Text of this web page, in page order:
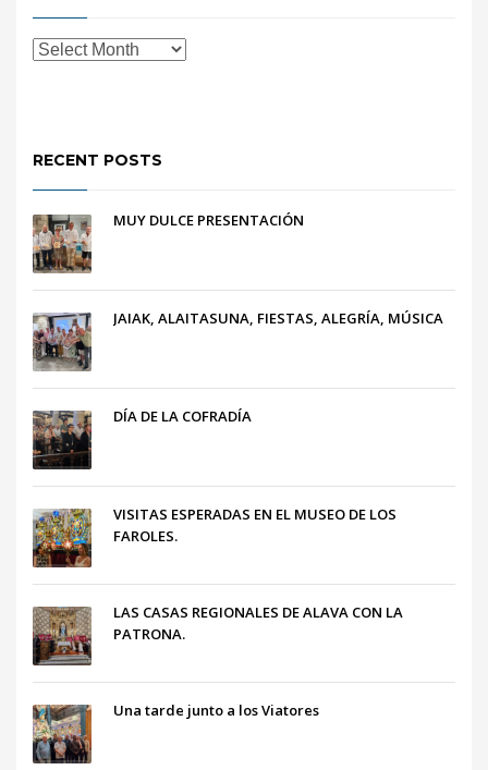
RECENT POSTS
MUY DULCE PRESENTACIÓN
JAIAK, ALAITASUNA, FIESTAS, ALEGRÍA, MÚSICA
DÍA DE LA COFRADÍA
VISITAS ESPERADAS EN EL MUSEO DE LOS
FAROLES.
LAS CASAS REGIONALES DE ALAVA CON LA
PATRONA.
Una tarde junto a los Viatores